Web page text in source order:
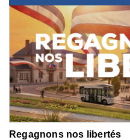
Regagnons nos libertés